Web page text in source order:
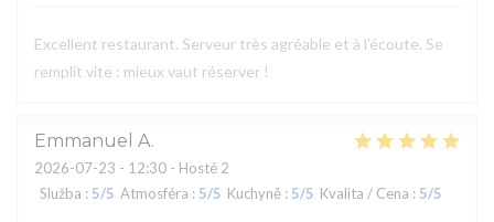
Excellent restaurant. Serveur très agréable et à l'écoute. Se
remplit vite : mieux vaut réserver !
Emmanuel A
2026-07-23 - 12:30 - Hosté 2
Služba : 5/5 Atmosféra : 5/5 Kuchyně : 5/5 Kvalita / Cena : 5/5